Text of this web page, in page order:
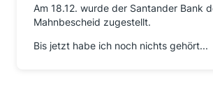
Am 18.12. wurde der Santander Bank
Mahnbescheid zugestellt.
Bis jetzt habe ich noch nichts gehört...